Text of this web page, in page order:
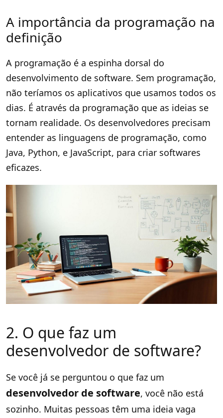
A importância da programação na
definição
A programação é a espinha dorsal do
desenvolvimento de software. Sem programação,
não teríamos os aplicativos que usamos todos os
dias. É através da programação que as ideias se
tornam realidade. Os desenvolvedores precisam
entender as linguagens de programação, como
Java, Python, e JavaScript, para criar softwares
eficazes.
2. O que faz um
desenvolvedor de software?
Se você já se perguntou o que faz um
desenvolvedor de software, você não está
sozinho. Muitas pessoas têm uma ideia vaga